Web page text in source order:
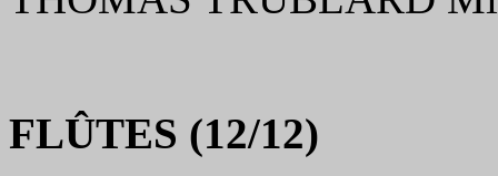
FLÛTES (12/12)